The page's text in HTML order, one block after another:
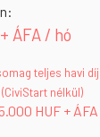
ÁFA / hó
teljes havi
(CiviStart nélkül)
HUF + ÁFA